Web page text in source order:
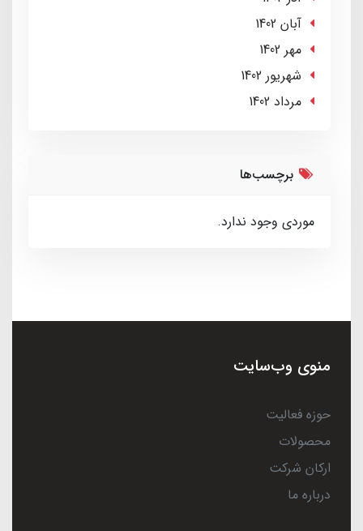
آبان 1402
مهر 1402
شهریور 1402
مرداد 1402
برچسب‌ها
موردی وجود ندارد.
منوی وب‌سایت
حوزه فعالیت
محصولات
ارکان شرکت
درباره ما